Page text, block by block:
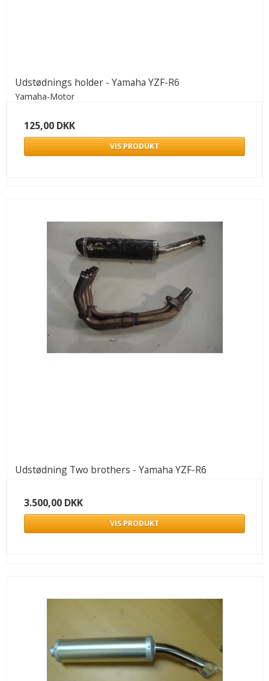
Udstødnings holder - Yamaha YZF-R6
Yamaha-Motor
125,00 DKK
VIS PRODUKT
Udstødning Two brothers - Yamaha YZF-R6
3.500,00 DKK
VIS PRODUKT